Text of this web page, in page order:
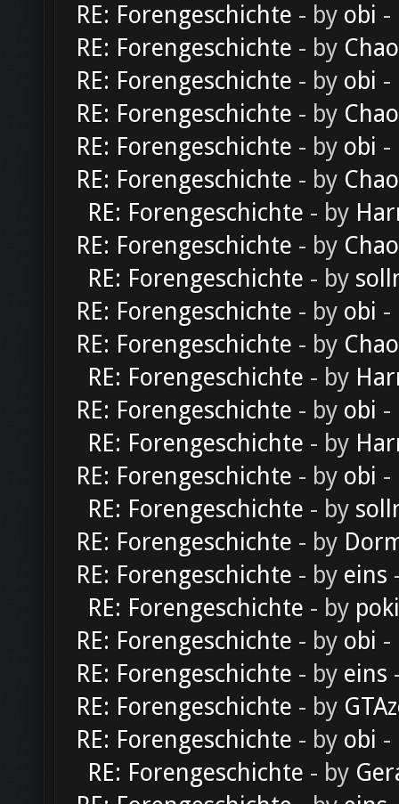
RE: Forengeschichte - by obi -
RE: Forengeschichte - by
RE: Forengeschichte - by obi -
RE: Forengeschichte - by
RE: Forengeschichte - by obi -
RE: Forengeschichte - by
RE: Forengeschichte - by
RE: Forengeschichte - by
RE: Forengeschichte - by
RE: Forengeschichte - by obi -
RE: Forengeschichte - by
RE: Forengeschichte - by
RE: Forengeschichte - by obi -
RE: Forengeschichte - by
RE: Forengeschichte - by obi -
RE: Forengeschichte - by
RE: Forengeschichte - by
RE: Forengeschichte - by eins
RE: Forengeschichte - by
RE: Forengeschichte - by obi -
RE: Forengeschichte - by eins
RE: Forengeschichte - by
RE: Forengeschichte - by obi -
RE: Forengeschichte - by